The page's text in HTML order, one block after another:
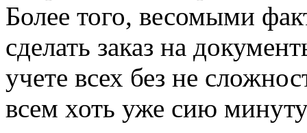
Более того, весомыми
сделать заказ на
учете всех без не
всем хоть уже сию